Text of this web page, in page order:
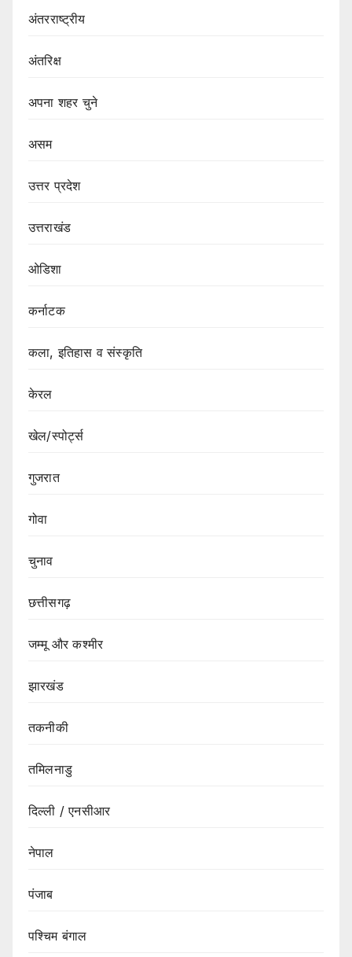
अंतरराष्ट्रीय
अंतरिक्ष
अपना शहर चुने
असम
उत्तर प्रदेश
उत्तराखंड
ओडिशा
कर्नाटक
कला, इतिहास व संस्कृति
केरल
खेल/स्पोर्ट्स
गुजरात
गोवा
चुनाव
छत्तीसगढ़
जम्मू और कश्मीर
झारखंड
तकनीकी
तमिलनाडु
दिल्ली / एनसीआर
नेपाल
पंजाब
पश्चिम बंगाल